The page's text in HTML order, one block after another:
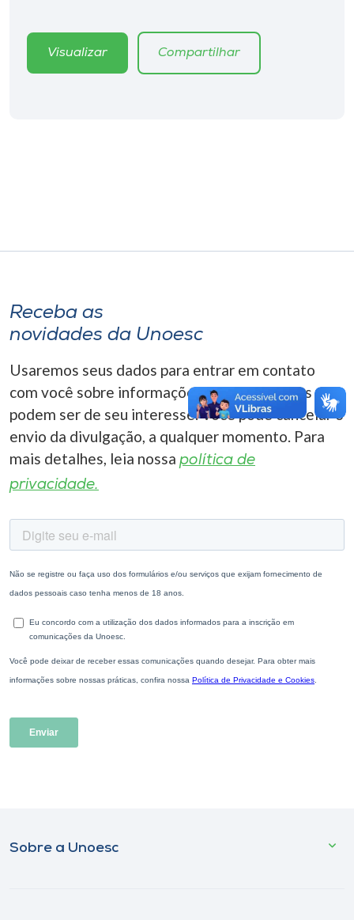
MuseuVisualizar Compartilhar
Receba as
novidades da Unoesc
Usaremos seus dados para entrar em contato
com você sobre informações correlacionadas que
podem ser de seu interesse. Você pode cancelar o
envio da divulgação, a qualquer momento. Para
mais detalhes, leia nossa política de
privacidade.
Sobre a Unoesc